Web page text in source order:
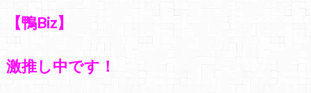
【鴨Biz】
激推し中です！